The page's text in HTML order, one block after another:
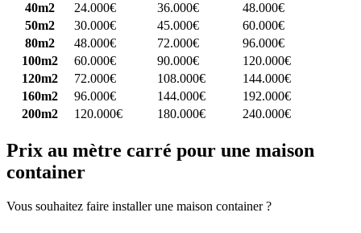
40m2
24.000€ 36.000€
48.000€
50m2
30.000€ 45.000€
60.000€
80m2
48.000€ 72.000€
96.000€
100m2
60.000€ 90.000€
120.000€
120m2
72.000€ 108.000€
144.000€
160m2
96.000€ 144.000€
192.000€
200m2
120.000€ 180.000€ 240.000€
Prix au mètre carré pour une maison
container
Vous souhaitez faire installer une maison container ?